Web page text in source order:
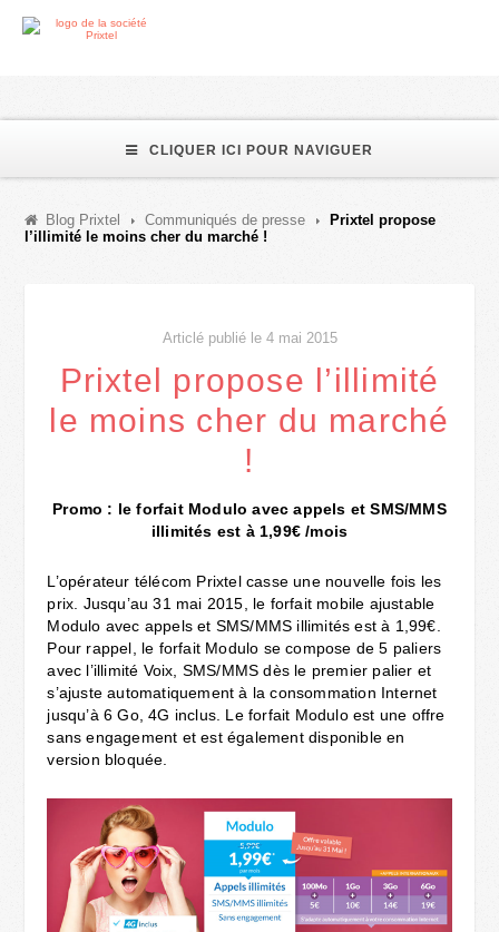
CLIQUER ICI POUR NAVIGUER
Blog Prixtel Communiqués de presse
Prixtel propose
l’illimité le moins cher du marché !
Articlé publié le 4 mai 2015
Prixtel propose l’illimité
le moins cher du marché
!
Promo : le forfait Modulo avec appels et SMS/MMS
illimités est à 1,99€ /mois
L’opérateur télécom Prixtel casse une nouvelle fois les
prix. Jusqu’au 31 mai 2015, le forfait mobile ajustable
Modulo avec appels et SMS/MMS illimités est à 1,99€.
Pour rappel, le forfait Modulo se compose de 5 paliers
avec l’illimité Voix, SMS/MMS dès le premier palier et
s’ajuste automatiquement à la consommation Internet
jusqu’à 6 Go, 4G inclus. Le forfait Modulo est une offre
sans engagement et est également disponible en
version bloquée.